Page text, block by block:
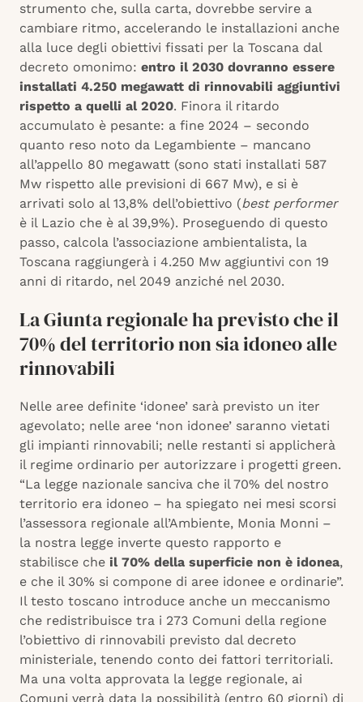
strumento che, sulla carta, dovrebbe servire a
cambiare ritmo, accelerando le installazioni anche
alla luce degli obiettivi fissati per la Toscana dal
decreto omonimo: entro il 2030 dovranno essere
installati 4.250 megawatt di rinnovabili aggiuntivi
rispetto a quelli al 2020. Finora il ritardo
accumulato è pesante: a fine 2024 – secondo
quanto reso noto da Legambiente – mancano
all’appello 80 megawatt (sono stati installati 587
Mw rispetto alle previsioni di 667 Mw), e si è
arrivati solo al 13,8% dell’obiettivo (best performer
è il Lazio che è al 39,9%). Proseguendo di questo
passo, calcola l’associazione ambientalista, la
Toscana raggiungerà i 4.250 Mw aggiuntivi con 19
anni di ritardo, nel 2049 anziché nel 2030.
La Giunta regionale ha previsto che il
70% del territorio non sia idoneo alle
rinnovabili
Nelle aree definite ‘idonee’ sarà previsto un iter
agevolato; nelle aree ‘non idonee’ saranno vietati
gli impianti rinnovabili; nelle restanti si applicherà
il regime ordinario per autorizzare i progetti green.
“La legge nazionale sanciva che il 70% del nostro
territorio era idoneo – ha spiegato nei mesi scorsi
l’assessora regionale all’Ambiente, Monia Monni –
la nostra legge inverte questo rapporto e
stabilisce che il 70% della superficie non è idonea,
e che il 30% si compone di aree idonee e ordinarie”.
Il testo toscano introduce anche un meccanismo
che redistribuisce tra i 273 Comuni della regione
l’obiettivo di rinnovabili previsto dal decreto
ministeriale, tenendo conto dei fattori territoriali.
Ma una volta approvata la legge regionale, ai
Comuni verrà data la possibilità (entro 60 giorni) di